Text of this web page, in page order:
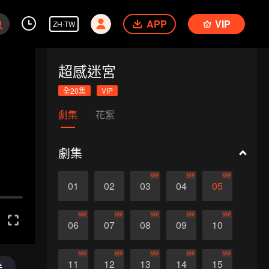
ZH-TW APP VIP
超感迷宮
全20集 VIP
劇集 花絮
劇集
01 02 03
VIP
04
VIP
05
VIP
06
VIP
07
VIP
08
VIP
09
VIP
10
VIP
11
VIP
12
VIP
13
VIP
14
VIP
15
VIP